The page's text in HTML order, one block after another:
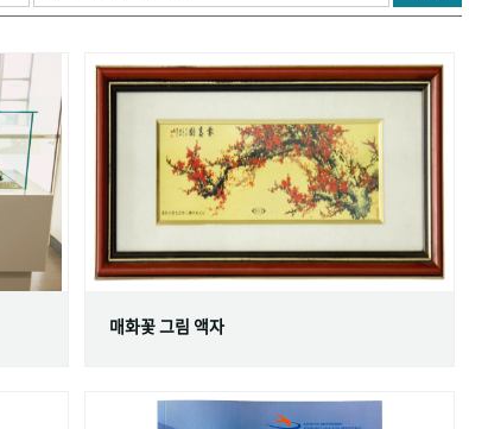
매화꽃 그림 액자